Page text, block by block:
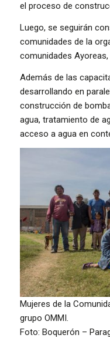
el proceso de
Luego, se seguirán
comunidades de la
comunidades
Además de las
desarrollando en
construcción de
agua, tratamiento de
acceso a agua en
Mujeres de la
grupo OMMI.
Foto: Boquerón –